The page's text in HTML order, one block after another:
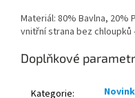
Materiál: 80% Bavlna,
vnitřní strana bez chloupků
Doplňkové
Kategorie: